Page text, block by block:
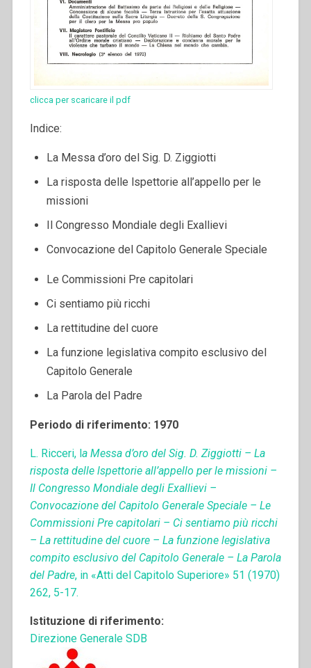
clicca per scaricare il pdf
Indice:
La Messa d’oro del Sig. D. Ziggiotti
La risposta delle lspettorie all’appello per le
missioni
Il Congresso Mondiale degli Exallievi
Convocazione del Capitolo Generale Speciale
Le Commissioni Pre capitolari
Ci sentiamo più ricchi
La rettitudine del cuore
La funzione legislativa compito esclusivo del
Capitolo Generale
La Parola del Padre
Periodo di riferimento: 1970
L. Ricceri, l a Messa d’oro del Sig. D. Ziggiotti – La
risposta delle lspettorie all’appello per le missioni –
Il Congresso Mondiale degli Exallievi –
Convocazione del Capitolo Generale Speciale – Le
Commissioni Pre capitolari – Ci sentiamo più ricchi
– La rettitudine del cuore – La funzione legislativa
compito esclusivo del Capitolo Generale – La Parola
del Padre, in «Atti del Capitolo Superiore» 51 (1970)
262, 5-17.
Istituzione di riferimento:
Direzione Generale SDB